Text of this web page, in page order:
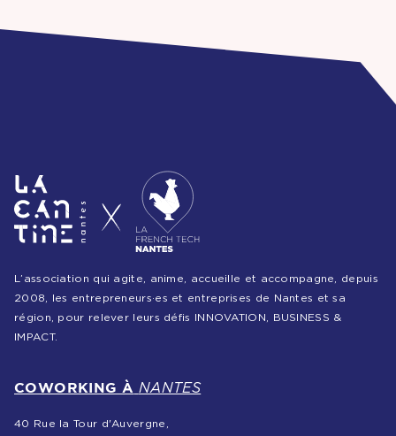
L’association qui agite, anime, accueille et accompagne, depuis
2008, les entrepreneurs·es et entreprises de Nantes et sa
région, pour relever leurs défis INNOVATION, BUSINESS &
IMPACT.
COWORKING À NANTES
40 Rue la Tour d'Auvergne,